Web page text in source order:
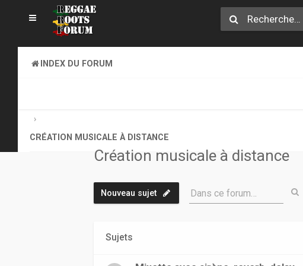
INDEX DU FORUM
CRÉATION MUSICALE À DISTANCE
Création musicale à distance
Nouveau sujet Dans ce forum…
Sujets